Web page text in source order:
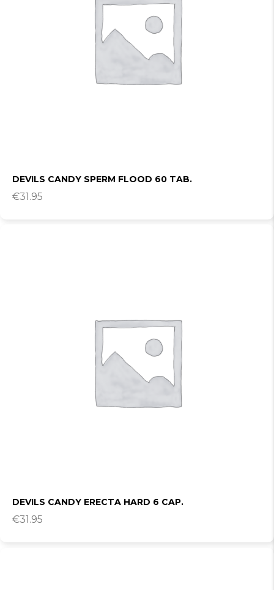
DEVILS CANDY SPERM FLOOD 60 TAB.
€31.95
DEVILS CANDY ERECTA HARD 6 CAP.
€31.95